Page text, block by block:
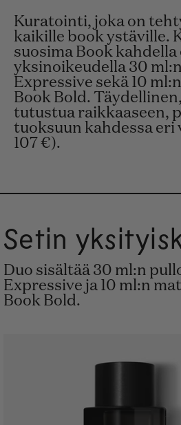
Kuratointi, joka on
kaikille book ystäville.
suosima Book kahdella
yksinoikeudella 30
Expressive sekä 10
Book Bold.
tutustua raikkaaseen,
tuoksuun kahdessa eri
107 €).
Setin
Duo sisältää 30 ml:n
Expressive ja 10 ml:n
Book Bold.